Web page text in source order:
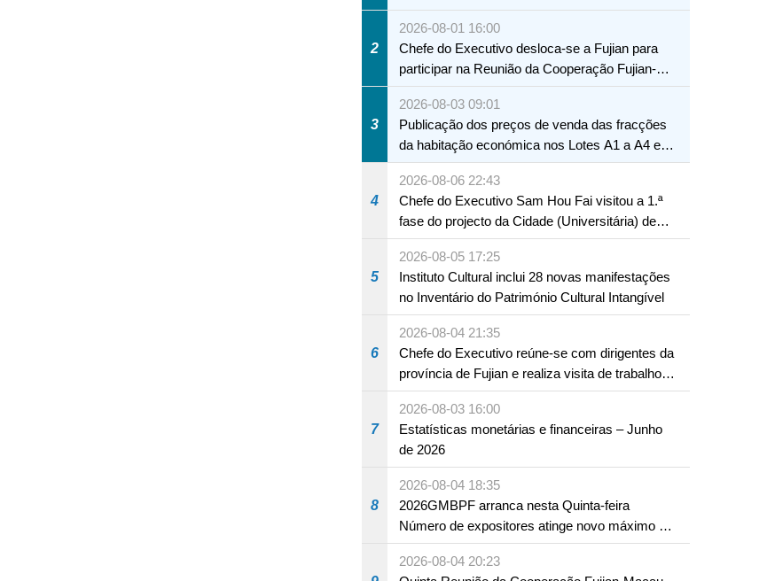
2
2026-08-01 16:00
Chefe do Executivo desloca-se a Fujian para
participar na Reunião da Cooperação Fujian-
Macau
3
2026-08-03 09:01
Publicação dos preços de venda das fracções
da habitação económica nos Lotes A1 a A4 e
A12 da Zona A dos Novos Aterros
4
2026-08-06 22:43
Chefe do Executivo Sam Hou Fai visitou a 1.ª
fase do projecto da Cidade (Universitária) de
Educação Internacional de Macau e Hengqin
5
2026-08-05 17:25
Instituto Cultural inclui 28 novas manifestações
no Inventário do Património Cultural Intangível
6
2026-08-04 21:35
Chefe do Executivo reúne-se com dirigentes da
província de Fujian e realiza visita de trabalho
em Fuzhou
7
2026-08-03 16:00
Estatísticas monetárias e financeiras – Junho
de 2026
8
2026-08-04 18:35
2026GMBPF arranca nesta Quinta-feira
Número de expositores atinge novo máximo em
18 anos
2026-08-04 20:23